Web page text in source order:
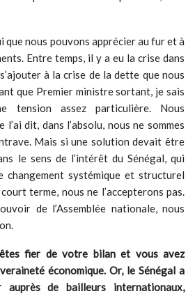
que nous pouvons apprécier au fur et à
Entre temps, il y a eu la crise dans
à la crise de la dette que nous
que Premier ministre sortant, je sais
tension assez particulière. Nous
l’ai dit, dans l’absolu, nous ne sommes
Mais si une solution devait être
le sens de l’intérêt du Sénégal, qui
changement systémique et structurel
terme, nous ne l’accepterons pas.
de l’Assemblée nationale, nous
fier de votre bilan et vous avez
économique. Or, le Sénégal a
auprès de bailleurs internationaux,